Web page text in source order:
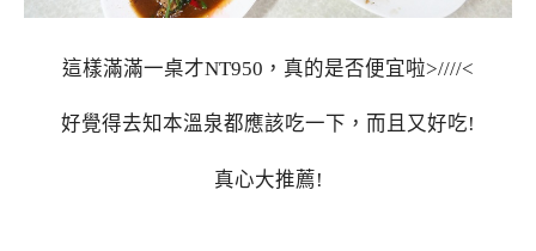
這樣滿滿一桌才NT950，真的是否便宜啦>////<
好覺得去知本溫泉都應該吃一下，而且又好吃!
真心大推薦!